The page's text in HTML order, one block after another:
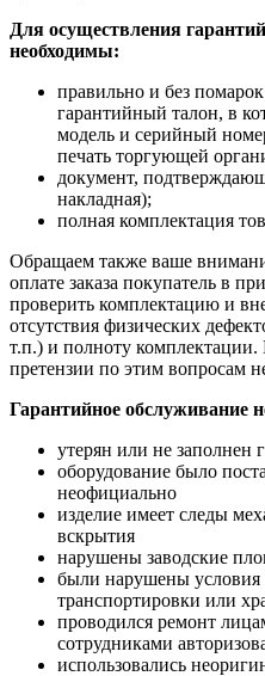
Для осуществления
необходимы:
правильно и без
гарантийный талон, в
модель и серийный
печать торгующей
документ,
накладная);
полная комплектация
Обращаем также ваше
оплате заказа покупатель в
проверить комплектацию и
отсутствия физических
т.п.) и полноту комплектации.
претензии по этим вопросам
Гарантийное обслуживание
утерян или не заполнен
оборудование было
неофициально
изделие имеет следы
вскрытия
нарушены заводские
были нарушены условия
транспортировки или
проводился ремонт
сотрудниками
использовались